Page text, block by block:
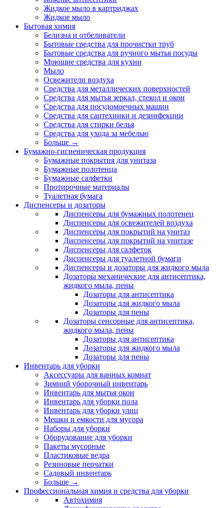
Жидкое мыло в картриджах
Жидкое мыло
Бытовая химия
Белизна и отбеливатели
Бытовые средства для прочистки труб
Бытовые средства для ручного мытья посуды
Моющие средства для кухни
Мыло
Освежители воздуха
Средства для металлических поверхностей
Средства для мытья зеркал, стекол и окон
Средства для посудомоечных машин
Средства для сантехники и дезинфекции
Средства для стирки белья
Средства для ухода за мебелью
Больше →
Бумажно-гигиеническая продукция
Бумажные покрытия для унитаза
Бумажные полотенца
Бумажные салфетки
Протирочные материалы
Туалетная бумага
Диспенсеры и дозаторы
Диспенсеры для бумажных полотенец
Диспенсеры для освежителей воздуха
Диспенсеры для покрытий на унитаз
Диспенсеры для покрытий на унитазе
Диспенсеры для салфеток
Диспенсеры для туалетной бумаги
Диспенсеры и дозаторы для жидкого мыла
Дозаторы механические для антисептика,
жидкого мыла, пены
Дозаторы для антисептика
Дозаторы для жидкого мыла
Дозаторы для пены
Дозаторы сенсорные для антисептика,
жидкого мыла, пены
Дозаторы для антисептика
Дозаторы для жидкого мыла
Дозаторы для пены
Инвентарь для уборки
Аксессуары для ванных комнат
Зимний уборочный инвентарь
Инвентарь для мытья окон
Инвентарь для уборки пола
Инвентарь для уборки улиц
Мешки и емкости для мусора
Наборы для уборки
Оборудование для уборки
Пакеты мусорные
Пластиковые ведра
Резиновые перчатки
Садовый инвентарь
Больше →
Профессиональная химия и средства для уборки
Автохимия